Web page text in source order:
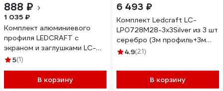
888 ₽
1 035 ₽
Комплект алюминиевого
профиля LEDCRAFT с
экраном и заглушками LC-
LP0728M1728-1
5(1)
В корзину
6 493 ₽
Комплект Ledcraft LC-
LP0728M28-3x3Silver из 3 шт
серебро (3м профиль+3м
рассеиватель+2 заглушки)
4.9(21)
В корзину